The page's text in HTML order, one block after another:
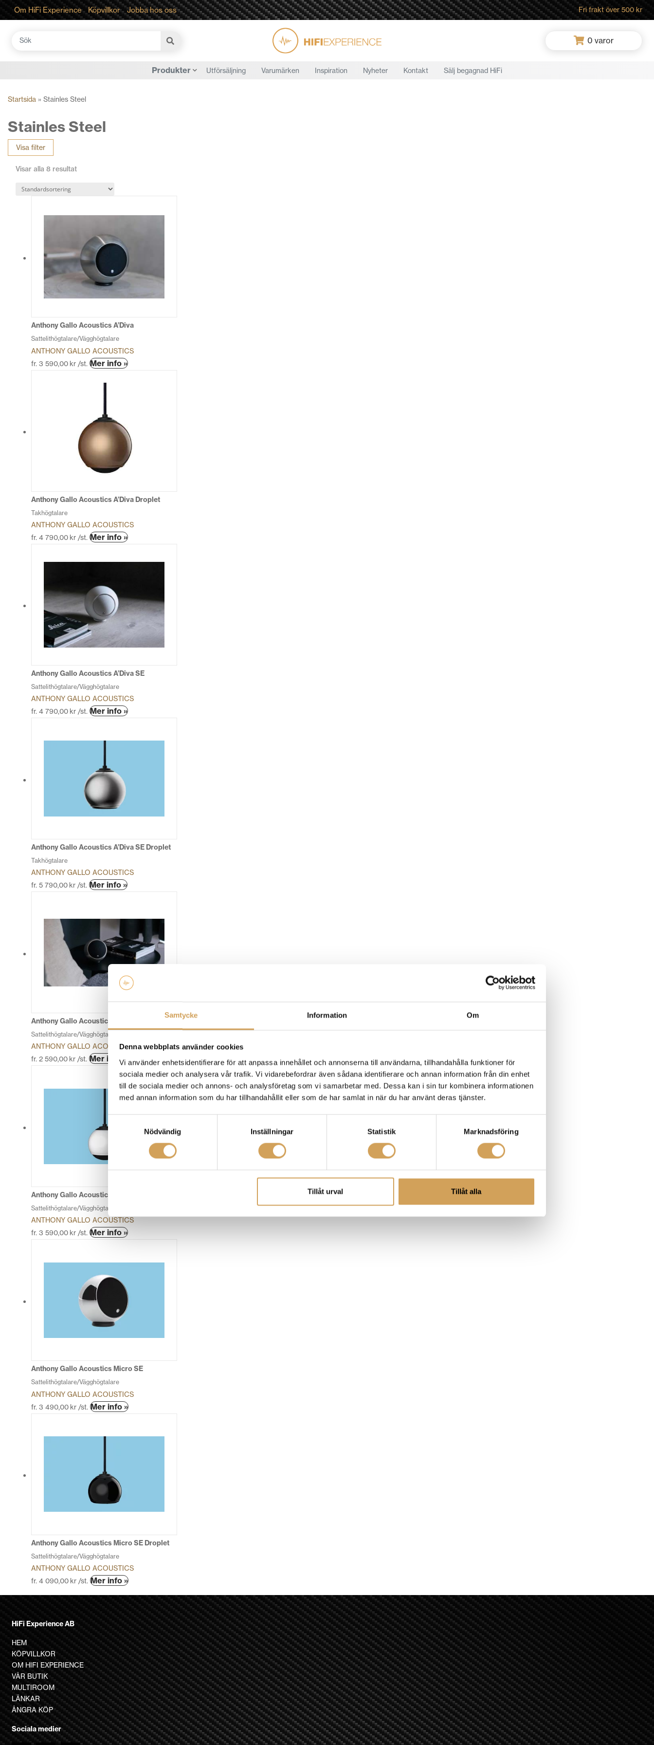
Samtycke Information Om
Denna webbplats använder cookies
Vi använder enhetsidentifierare för att anpassa innehållet och annonserna till användarna, tillhandahålla funktioner för
sociala medier och analysera vår trafik. Vi vidarebefordrar även sådana identifierare och annan information från din enhet
till de sociala medier och annons- och analysföretag som vi samarbetar med. Dessa kan i sin tur kombinera informationen
med annan information som du har tillhandahållit eller som de har samlat in när du har använt deras tjänster.
Nödvändig
Inställningar Statistik Marknadsföring
Tillåt urval Tillåt alla
Om HiFi Experience Köpvillkor Jobba hos oss Fri frakt över 500 kr
Sök
0 varor
Produkter Utförsäljning Varumärken Inspiration Nyheter Kontakt Sälj begagnad HiFi
Startsida » Stainles Steel
Stainles Steel
Visa filter
Visar alla 8 resultat
Anthony Gallo Acoustics A’Diva
Sattelithögtalare/Vägghögtalare
ANTHONY GALLO ACOUSTICS
fr. 3 590,00 kr /st. Mer info »Den
olika
alternativen
kan
produktsidan
Anthony Gallo Acoustics A’Diva Droplet
Takhögtalare
ANTHONY GALLO ACOUSTICS
fr. 4 790,00 kr /st. Mer info »Den
De
olika
alternativen
kan
väljas
produktsidan
Anthony Gallo Acoustics A’Diva SE
Sattelithögtalare/Vägghögtalare
ANTHONY GALLO ACOUSTICS
fr. 4 790,00 kr /st. Mer info »Den
har
produktsidan
Anthony Gallo Acoustics A’Diva SE Droplet
Takhögtalare
ANTHONY GALLO ACOUSTICS
fr. 5 790,00 kr /st. Mer info »Den
har
varianter.
De
olika
kan
produktsidan
Anthony Gallo Acoustics Micro
Sattelithögtalare/Vägghögtalare
ANTHONY GALLO ACOUSTICS
fr. 2 590,00 kr /st. Mer info »
här
produkten
har
flera
varianter.
alternativen
väljas
Anthony Gallo Acoustics Micro Droplet
Sattelithögtalare/Vägghögtalare
ANTHONY GALLO ACOUSTICS
fr. 3 590,00 kr /st. Mer info »Den
här
har
De
olika
produktsidan
Anthony Gallo Acoustics Micro SE
Sattelithögtalare/Vägghögtalare
ANTHONY GALLO ACOUSTICS
fr. 3 490,00 kr /st. Mer info »Den
har
produktsidan
Anthony Gallo Acoustics Micro SE Droplet
Sattelithögtalare/Vägghögtalare
ANTHONY GALLO ACOUSTICS
fr. 4 090,00 kr /st. Mer info »Den
produkten
har
flera
varianter.
De
olika
alternativen
kan
väljas
på
produktsidan
HiFi Experience AB
HEM
KÖPVILLKOR
OM HIFI EXPERIENCE
VÅR BUTIK
MULTIROOM
LÄNKAR
ÅNGRA KÖP
Sociala medier